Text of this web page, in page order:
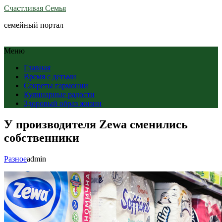
Счастливая Семья
семейный портал
Меню
Главная
Время с детьми
Секреты гармонии
Кулинарные радости
Здоровый образ жизни
У производителя Zewa сменились
собственники
Разноеadmin